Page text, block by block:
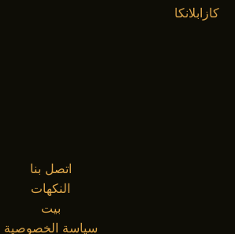
كازابلانكا
اتصل بنا
النكهات
بيت
سياسة الخصوصية